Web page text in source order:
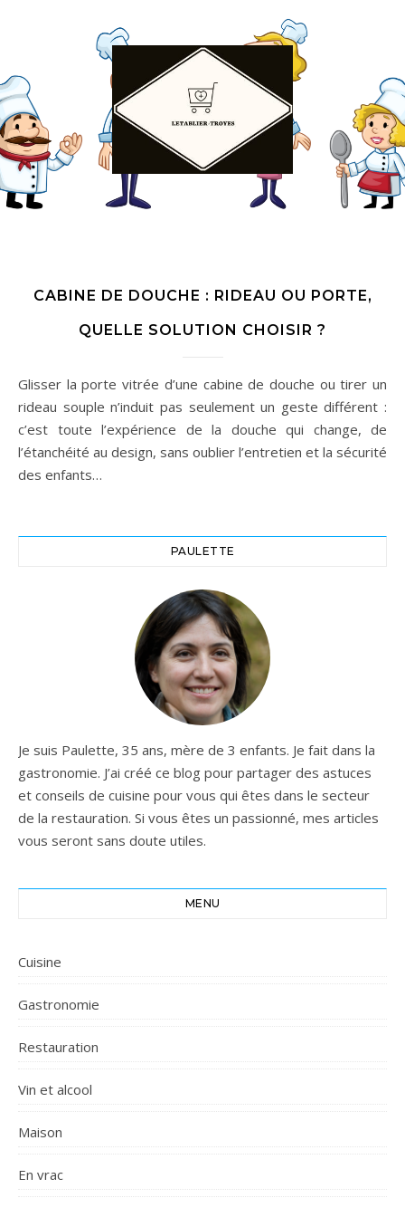
CABINE DE DOUCHE : RIDEAU OU PORTE,
QUELLE SOLUTION CHOISIR ?
Glisser la porte vitrée d’une cabine de douche ou tirer un
rideau souple n’induit pas seulement un geste différent :
c’est toute l’expérience de la douche qui change, de
l’étanchéité au design, sans oublier l’entretien et la sécurité
des enfants…
PAULETTE
Je suis Paulette, 35 ans, mère de 3 enfants. Je fait dans la
gastronomie. J’ai créé ce blog pour partager des astuces
et conseils de cuisine pour vous qui êtes dans le secteur
de la restauration. Si vous êtes un passionné, mes articles
vous seront sans doute utiles.
MENU
Cuisine
Gastronomie
Restauration
Vin et alcool
Maison
En vrac